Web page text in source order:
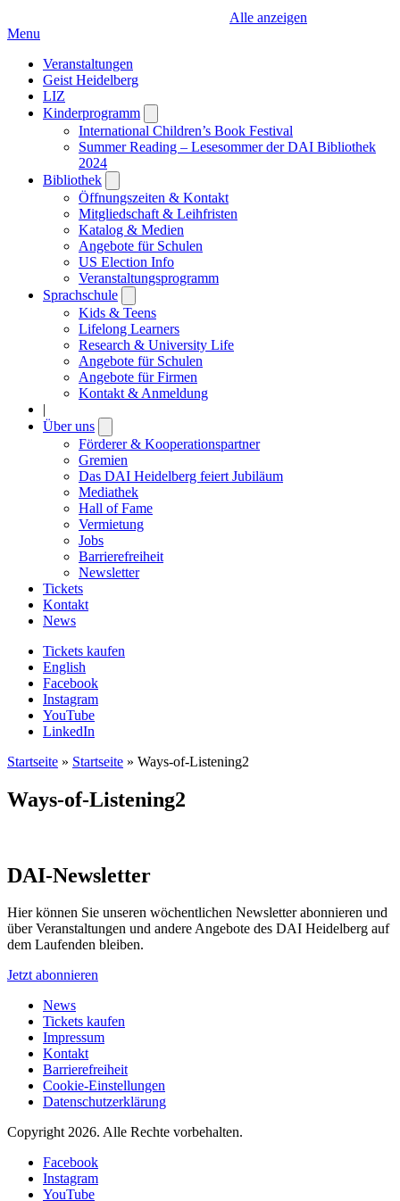
Alle anzeigen
Menu
Veranstaltungen
Geist Heidelberg
LIZ
Kinderprogramm
submenu
International Children’s Book Festival
Summer Reading – Lesesommer der DAI Bibliothek
2024
Bibliothek
submenu
Öffnungszeiten & Kontakt
Mitgliedschaft & Leihfristen
Katalog & Medien
Angebote für Schulen
US Election Info
Veranstaltungsprogramm
Sprachschule
submenu
Kids & Teens
Lifelong Learners
Research & University Life
Angebote für Schulen
Angebote für Firmen
Kontakt & Anmeldung
|
Über uns
submenu
Förderer & Kooperationspartner
Gremien
Das DAI Heidelberg feiert Jubiläum
Mediathek
Hall of Fame
Vermietung
Jobs
Barrierefreiheit
Newsletter
Tickets
Kontakt
News
Tickets kaufen
English
Facebook
Instagram
YouTube
LinkedIn
Startseite » Startseite » Ways-of-Listening2
Ways-of-Listening2
DAI-Newsletter
Hier können Sie unseren wöchentlichen Newsletter abonnieren und
über Veranstaltungen und andere Angebote des DAI Heidelberg auf
dem Laufenden bleiben.
Jetzt abonnieren
News
Tickets kaufen
Impressum
Kontakt
Barrierefreiheit
Cookie-Einstellungen
Datenschutzerklärung
Copyright 2026. Alle Rechte vorbehalten.
Facebook
Instagram
YouTube